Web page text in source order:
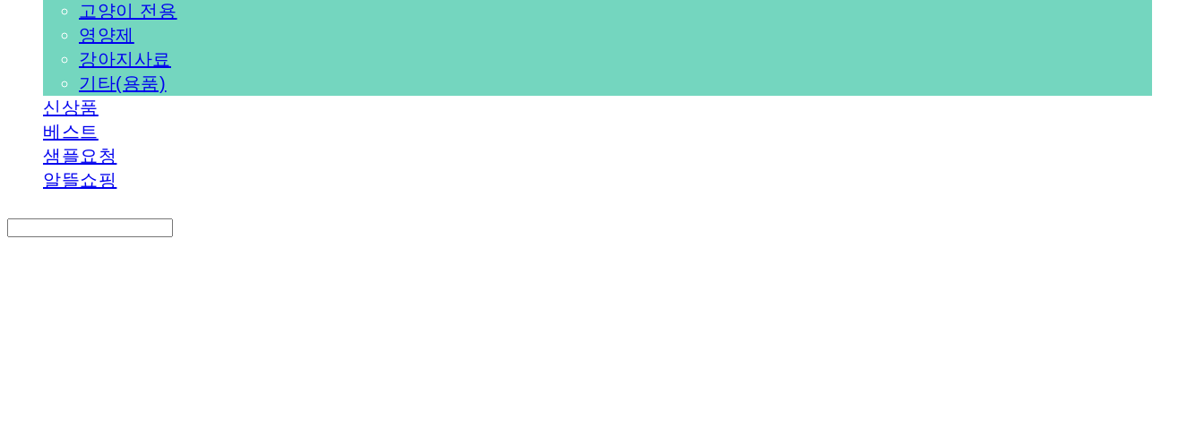
고양이 전용
영양제
강아지사료
기타(용품)
신상품
베스트
샘플요청
알뜰쇼핑